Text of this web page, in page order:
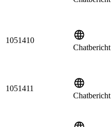
1051410
Chatbericht
1051411
Chatbericht